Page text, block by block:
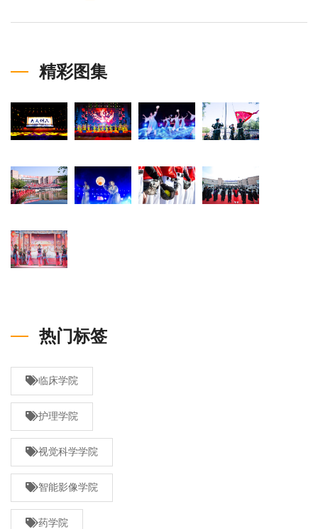
精彩图集
热门标签
临床学院
护理学院
视觉科学学院
智能影像学院
药学院